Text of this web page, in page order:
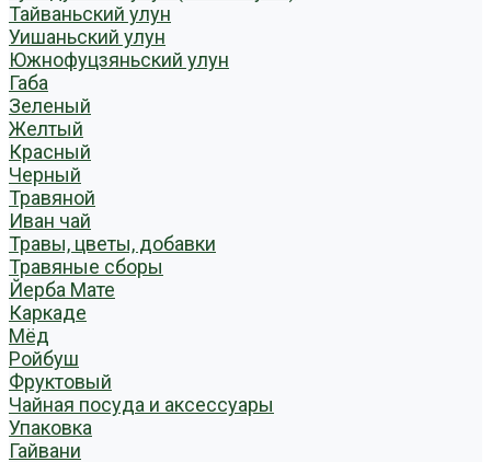
Тайваньский улун
Уишаньский улун
Южнофуцзяньский улун
Габа
Зеленый
Желтый
Красный
Черный
Травяной
Иван чай
Травы, цветы, добавки
Травяные сборы
Йерба Мате
Каркаде
Мёд
Ройбуш
Фруктовый
Чайная посуда и аксессуары
Упаковка
Гайвани